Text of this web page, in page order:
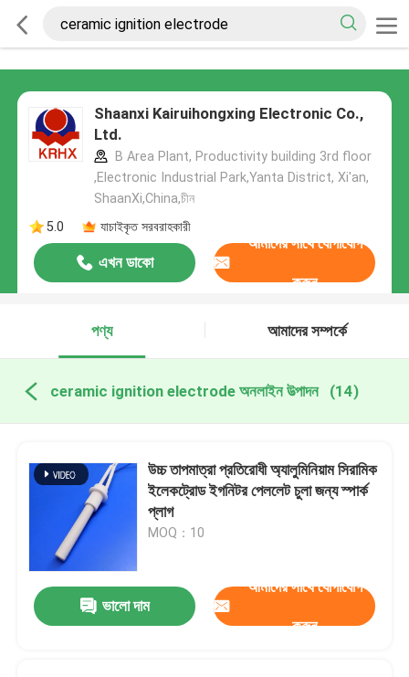
Shaanxi Kairuihongxing Electronic Co.,
Ltd.
B Area Plant, Productivity building 3rd floor
,Electronic Industrial Park,Yanta District, Xi'an,
ShaanXi,China,চীন
5.0
যাচাইকৃত সরবরাহকারী
এখন ডাকো
আমাদের সাথে যোগাযোগ
করুন
পণ্য আমাদের সম্পর্কে
ceramic ignition electrode অনলাইন উত্পাদন (14)
উচ্চ তাপমাত্রা প্রতিরোধী অ্যালুমিনিয়াম সিরামিক
ইলেকট্রোড ইগনিটর পেললেট চুলা জন্য স্পার্ক
প্লাগ
MOQ：10
ভালো দাম
আমাদের সাথে যোগাযোগ
করুন